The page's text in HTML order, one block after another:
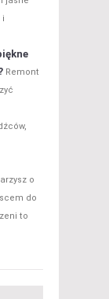
i
Remont
o
do
to